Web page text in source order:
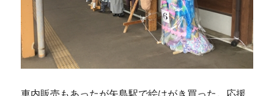
車内販売もあったが矢島駅で絵はがき買った。応援